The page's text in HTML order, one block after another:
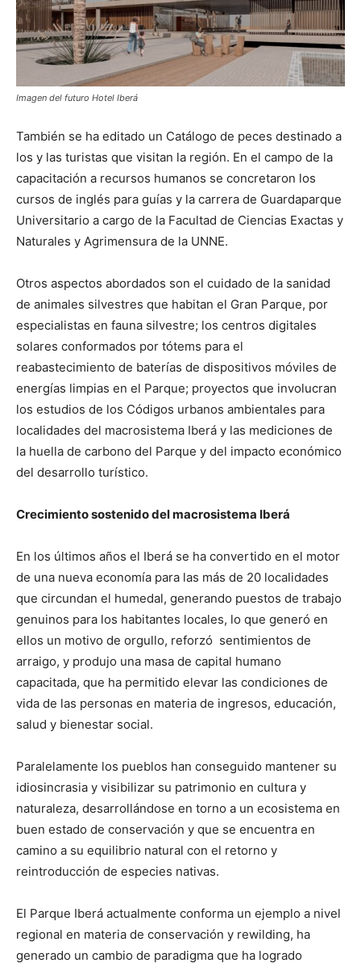
Imagen del futuro Hotel Iberá
También se ha editado un Catálogo de peces destinado a
los y las turistas que visitan la región. En el campo de la
capacitación a recursos humanos se concretaron los
cursos de inglés para guías y la carrera de Guardaparque
Universitario a cargo de la Facultad de Ciencias Exactas y
Naturales y Agrimensura de la UNNE.
Otros aspectos abordados son el cuidado de la sanidad
de animales silvestres que habitan el Gran Parque, por
especialistas en fauna silvestre; los centros digitales
solares conformados por tótems para el
reabastecimiento de baterías de dispositivos móviles de
energías limpias en el Parque; proyectos que involucran
los estudios de los Códigos urbanos ambientales para
localidades del macrosistema Iberá y las mediciones de
la huella de carbono del Parque y del impacto económico
del desarrollo turístico.
Crecimiento sostenido del macrosistema Iberá
En los últimos años el Iberá se ha convertido en el motor
de una nueva economía para las más de 20 localidades
que circundan el humedal, generando puestos de trabajo
genuinos para los habitantes locales, lo que generó en
ellos un motivo de orgullo, reforzó sentimientos de
arraigo, y produjo una masa de capital humano
capacitada, que ha permitido elevar las condiciones de
vida de las personas en materia de ingresos, educación,
salud y bienestar social.
Paralelamente los pueblos han conseguido mantener su
idiosincrasia y visibilizar su patrimonio en cultura y
naturaleza, desarrollándose en torno a un ecosistema en
buen estado de conservación y que se encuentra en
camino a su equilibrio natural con el retorno y
reintroducción de especies nativas.
El Parque Iberá actualmente conforma un ejemplo a nivel
regional en materia de conservación y rewilding, ha
generado un cambio de paradigma que ha logrado